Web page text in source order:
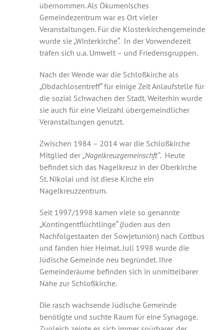
übernommen. Als Ökumenisches
Gemeindezentrum war es Ort vieler
Veranstaltungen. Für die Klosterkirchengemeinde
wurde sie „Winterkirche“. In der Vorwendezeit
trafen sich u.a. Umwelt – und Friedensgruppen.
Nach der Wende war die Schloßkirche als
„Obdachlosentreff“ für einige Zeit Anlaufstelle für
die sozial Schwachen der Stadt. Weiterhin wurde
sie auch für eine Vielzahl übergemeindlicher
Veranstaltungen genutzt.
Zwischen 1984 – 2014 war die Schloßkirche
Mitglied der „Nagelkreuzgemeinschft“. Heute
befindet sich das Nagelkreuz in der Oberkirche
St. Nikolai und ist diese Kirche ein
Nagelkreuzzentrum.
Seit 1997/1998 kamen viele so genannte
„Kontingentflüchtlinge“ (Juden aus den
Nachfolgestaaten der Sowjetunion) nach Cottbus
und fanden hier Heimat. Juli 1998 wurde die
Jüdische Gemeinde neu begründet. Ihre
Gemeinderäume befinden sich in unmittelbarer
Nähe zur Schloßkirche.
Die rasch wachsende Jüdische Gemeinde
benötigte und suchte Raum für eine Synagoge.